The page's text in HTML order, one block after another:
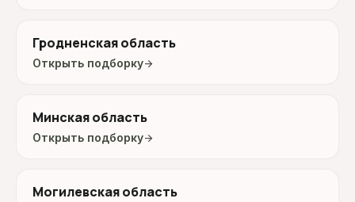
Гродненская область
Открыть подборкуarrow_forward
Минская область
Открыть подборкуarrow_forward
Могилевская область